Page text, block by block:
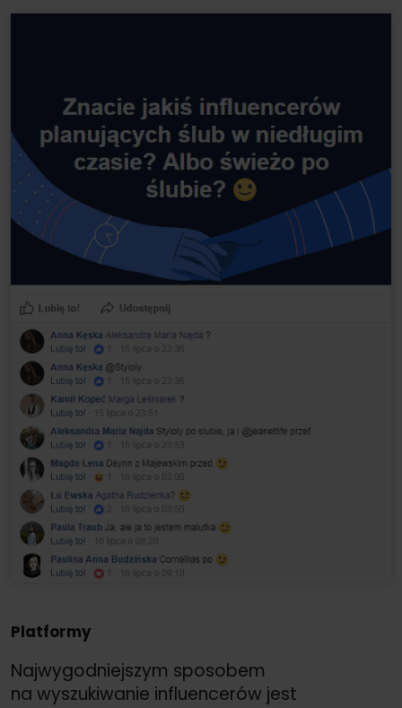
Platformy
Najwygodniejszym sposobem
na wyszukiwanie influencerów jest